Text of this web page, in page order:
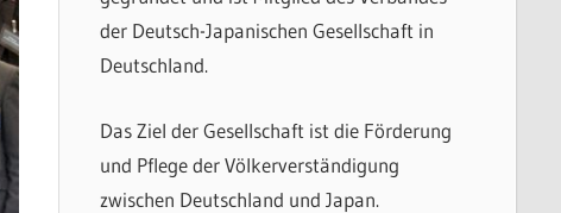
der Deutsch-Japanischen Gesellschaft in
Deutschland.
Das Ziel der Gesellschaft ist die Förderung
und Pflege der Völkerverständigung
zwischen Deutschland und Japan.